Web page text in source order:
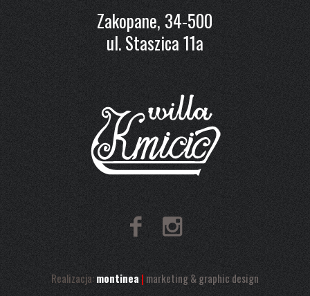
Zakopane, 34-500
ul. Staszica 11a
Realizacja:montinea| marketing & graphic design